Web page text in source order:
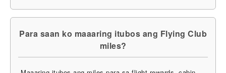
Para saan ko maaaring itubos ang Flying Club
miles?